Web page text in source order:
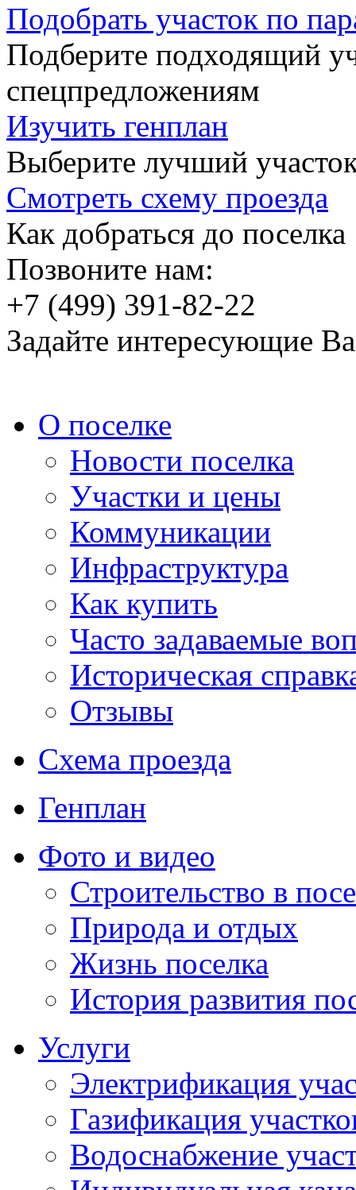
Подобрать участок по
Подберите подходящий
спецпредложениям
Изучить генплан
Выберите лучший
Смотреть схему проезда
Как добраться до поселка
Позвоните нам:
+7 (499) 391-82-22
Задайте интересующие
О поселке
Новости поселка
Участки и цены
Коммуникации
Инфраструктура
Как купить
Часто задаваемые
Историческая
Отзывы
Схема проезда
Генплан
Фото и видео
Строительство в
Природа и отдых
Жизнь поселка
История развития
Услуги
Электрификация
Газификация
Водоснабжение